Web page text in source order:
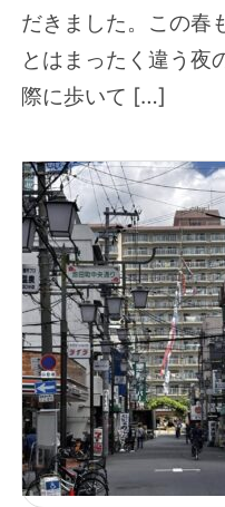
だきました。この春
とはまったく違う夜
際に歩いて […]